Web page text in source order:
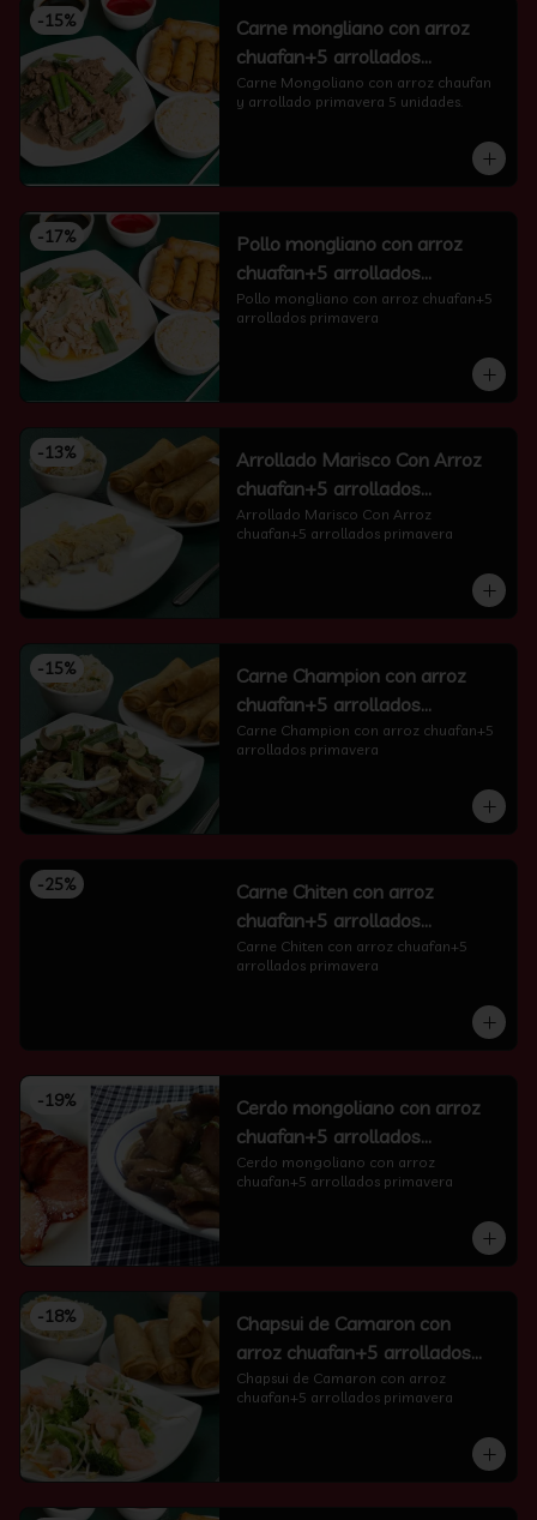
-15%
Carne mongliano con arroz
chuafan+5 arrollados
primavera
Carne Mongoliano con arroz chaufan
y arrollado primavera 5 unidades.
-17%
Pollo mongliano con arroz
chuafan+5 arrollados
primavera
Pollo mongliano con arroz chuafan+5
arrollados primavera
-13%
Arrollado Marisco Con Arroz
chuafan+5 arrollados
primavera
Arrollado Marisco Con Arroz
chuafan+5 arrollados primavera
-15%
Carne Champion con arroz
chuafan+5 arrollados
primavera
Carne Champion con arroz chuafan+5
arrollados primavera
-25%
Carne Chiten con arroz
chuafan+5 arrollados
primavera
Carne Chiten con arroz chuafan+5
arrollados primavera
-19%
Cerdo mongoliano con arroz
chuafan+5 arrollados
primavera
Cerdo mongoliano con arroz
chuafan+5 arrollados primavera
-18%
Chapsui de Camaron con
arroz chuafan+5 arrollados
primavera
Chapsui de Camaron con arroz
chuafan+5 arrollados primavera